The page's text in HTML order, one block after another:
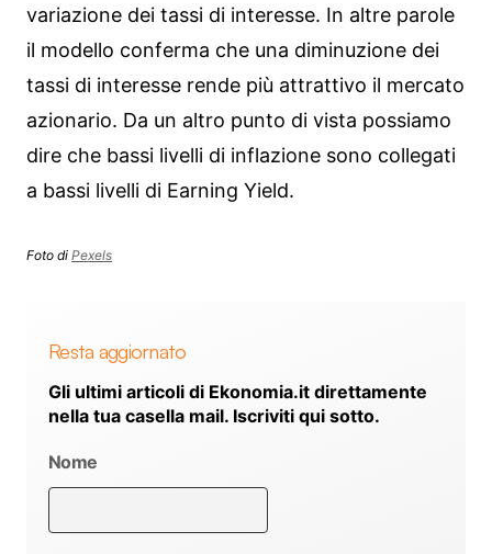
variazione dei tassi di interesse. In altre parole
il modello conferma che una diminuzione dei
tassi di interesse rende più attrattivo il mercato
azionario. Da un altro punto di vista possiamo
dire che bassi livelli di inflazione sono collegati
a bassi livelli di Earning Yield.
Foto di Pexels
Resta aggiornato
Gli ultimi articoli di Ekonomia.it direttamente
nella tua casella mail. Iscriviti qui sotto.
Nome